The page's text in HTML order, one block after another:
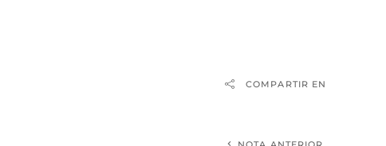
COMPARTIR EN